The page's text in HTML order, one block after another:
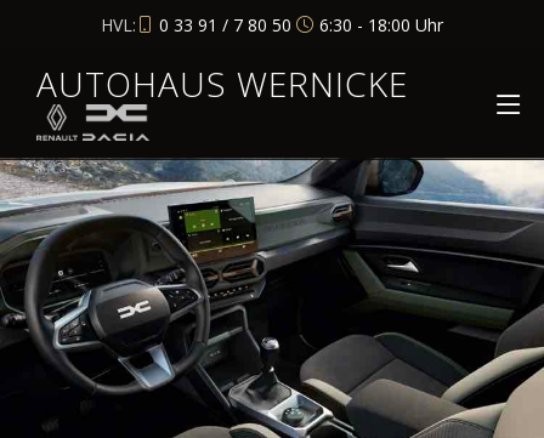
HVL: 0 33 91 / 7 80 50 6:30 - 18:00 Uhr
AUTOHAUS WERNICKE